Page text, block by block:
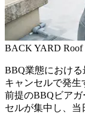
BACK YARD Roof
BBQ業態におけ
キャンセルで発
前提のBBQビア
セルが集中し、当